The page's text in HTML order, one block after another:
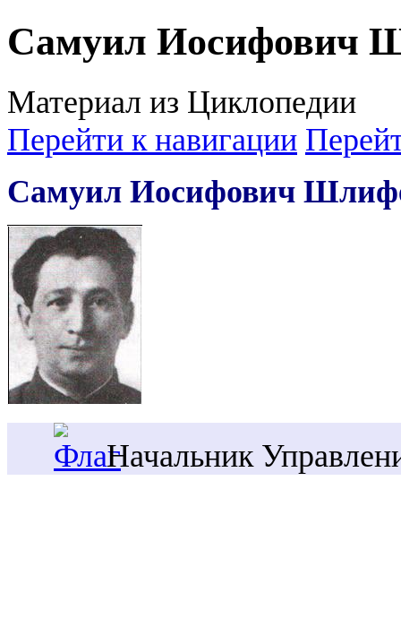
Самуил Иосифович
Материал из Циклопедии
Перейти к навигации
Самуил Иосифович
Начальник